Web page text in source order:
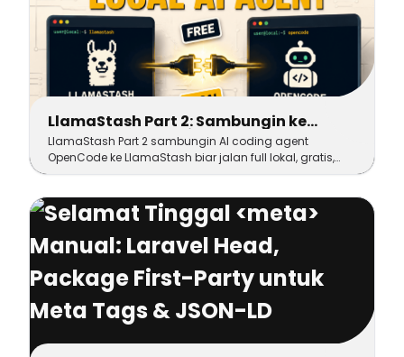
LlamaStash Part 2: Sambungin ke
OpenCode, AI Coding Agent Lokal,
Gratis, Unlimited Token
LlamaStash Part 2 sambungin AI coding agent
OpenCode ke LlamaStash biar jalan full lokal, gratis,
dan unlimited token tanpa biaya API perrequest.